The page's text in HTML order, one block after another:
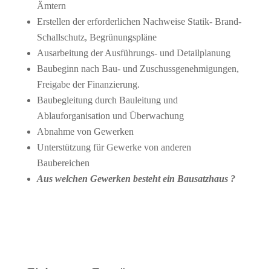
Ämtern
Erstellen der erforderlichen Nachweise Statik- Brand-
Schallschutz, Begrünungspläne
Ausarbeitung der Ausführungs- und Detailplanung
Baubeginn nach Bau- und Zuschussgenehmigungen,
Freigabe der Finanzierung.
Baubegleitung durch Bauleitung und
Ablauforganisation und Überwachung
Abnahme von Gewerken
Unterstützung für Gewerke von anderen
Baubereichen
Aus welchen Gewerken besteht ein Bausatzhaus ?